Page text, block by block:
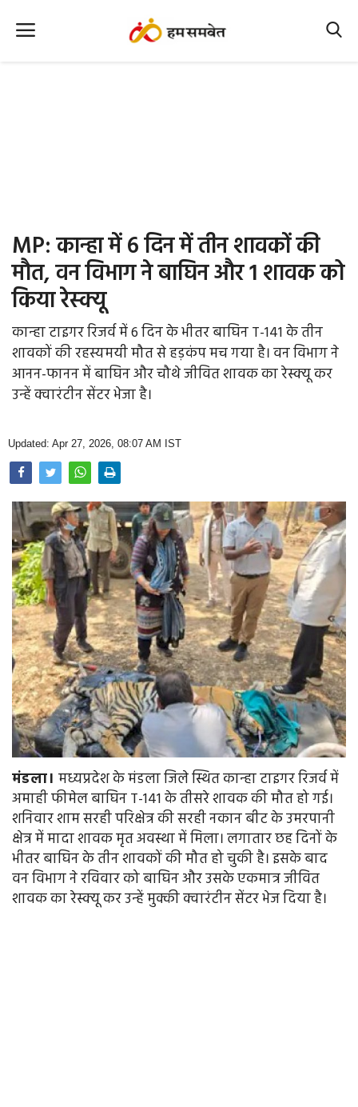
Office Office
Political Gossips
Farm & Food
Opinion
Photo Gallery
Home
MP: कान्हा में 6 दिन में तीन शावकों की
मौत, वन विभाग ने बाघिन और 1 शावक को
किया रेस्क्यू
कान्हा टाइगर रिजर्व में 6 दिन के भीतर बाघिन T-141 के तीन
शावकों की रहस्यमयी मौत से हड़कंप मच गया है। वन विभाग ने
आनन-फानन में बाघिन और चौथे जीवित शावक का रेस्क्यू कर
उन्हें क्वारंटीन सेंटर भेजा है।
Updated: Apr 27, 2026, 08:07 AM IST
मंडला। मध्यप्रदेश के मंडला जिले स्थित कान्हा टाइगर रिजर्व में
अमाही फीमेल बाघिन T-141 के तीसरे शावक की मौत हो गई।
शनिवार शाम सरही परिक्षेत्र की सरही नकान बीट के उमरपानी
क्षेत्र में मादा शावक मृत अवस्था में मिला। लगातार छह दिनों के
भीतर बाघिन के तीन शावकों की मौत हो चुकी है। इसके बाद
वन विभाग ने रविवार को बाघिन और उसके एकमात्र जीवित
शावक का रेस्क्यू कर उन्हें मुक्की क्वारंटीन सेंटर भेज दिया है।